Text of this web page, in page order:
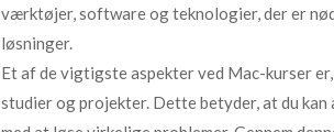
værktøjer, software og teknologier, der er
løsninger.
Et af de vigtigste aspekter ved Mac-kurser
studier og projekter. Dette betyder, at du